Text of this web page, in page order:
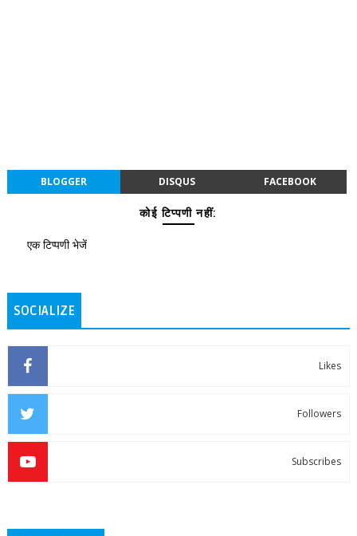
BLOGGER DISQUS FACEBOOK
कोई टिप्पणी नहीं:
एक टिप्पणी भेजें
SOCIALIZE
Likes
Followers
Subscribes